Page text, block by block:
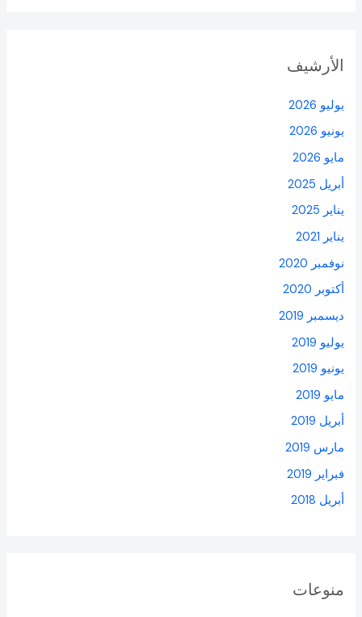
الأرشيف
يوليو 2026
يونيو 2026
مايو 2026
أبريل 2025
يناير 2025
يناير 2021
نوفمبر 2020
أكتوبر 2020
ديسمبر 2019
يوليو 2019
يونيو 2019
مايو 2019
أبريل 2019
مارس 2019
فبراير 2019
أبريل 2018
منوعات